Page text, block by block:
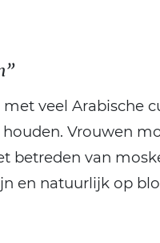
veel Arabische
Vrouwen
betreden van
en natuurlijk op